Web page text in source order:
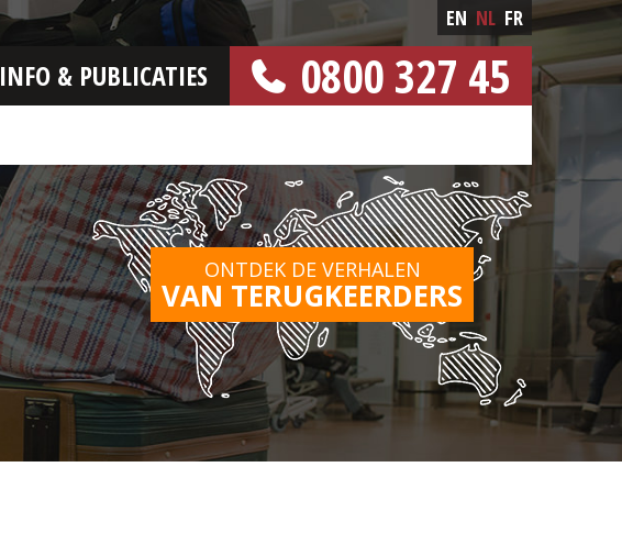
0800 327 45
INFO & PUBLICATIES
EN NL FR
ONTDEK DE VERHALEN
VAN TERUGKEERDERS